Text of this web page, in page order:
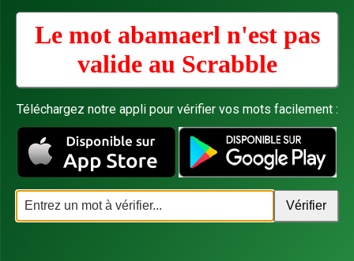
Le mot abamaerl n'est pas
valide au Scrabble
Téléchargez notre appli pour vérifier vos mots facilement :